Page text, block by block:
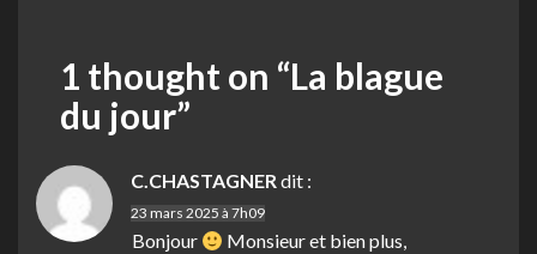
1 thought on “La blague
du jour”
C.CHASTAGNERdit :
23 mars 2025 à 7h09
Bonjour
Monsieur et bien plus,